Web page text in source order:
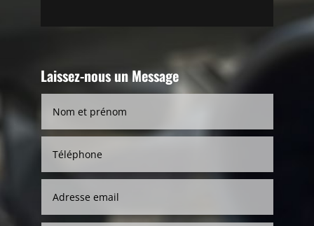
Laissez-nous un Message